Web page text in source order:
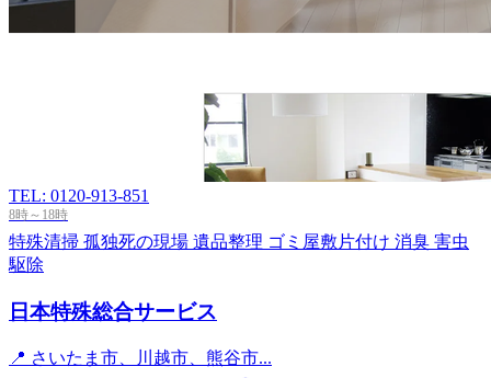
TEL: 0120-913-851
8時～18時
特殊清掃 孤独死の現場 遺品整理 ゴミ屋敷片付け 消臭 害虫
駆除
日本特殊総合サービス
📍 さいたま市、川越市、熊谷市...